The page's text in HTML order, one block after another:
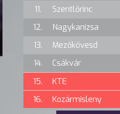
11.
Szentlőrinc
12.
Nagykanizsa
13.
Mezőkövesd
14.
Csákvár
15.
KTE
16.
Kozármisleny